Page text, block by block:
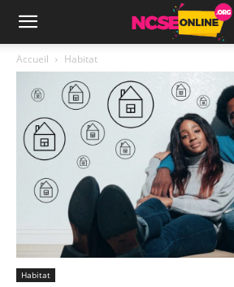
Accueil Habitat
Habitat